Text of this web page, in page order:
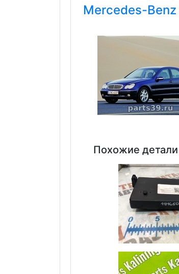
Mercedes-Benz
Похожие детали